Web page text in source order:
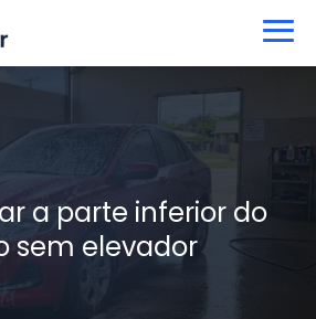
a parte inferior do
sem elevador